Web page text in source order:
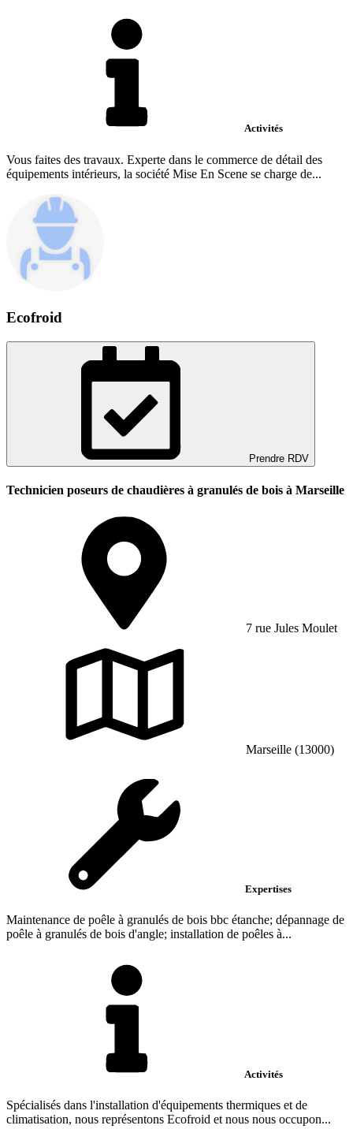
Activités
Vous faites des travaux. Experte dans le commerce de détail des
équipements intérieurs, la société Mise En Scene se charge de...
Ecofroid
Prendre RDV
Technicien poseurs de chaudières à granulés de bois à Marseille
7 rue Jules Moulet
Marseille (13000)
Expertises
Maintenance de poêle à granulés de bois bbc étanche; dépannage de
poêle à granulés de bois d'angle; installation de poêles à...
Activités
Spécialisés dans l'installation d'équipements thermiques et de
climatisation, nous représentons Ecofroid et nous nous occupon...